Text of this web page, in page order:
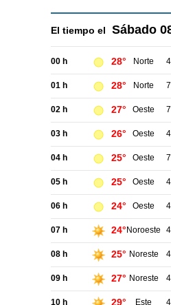
El tiempo el Sábado
00 h 28° Norte
01 h 28° Norte
02 h 27° Oeste
03 h 26° Oeste
04 h 25° Oeste
05 h 25° Oeste
06 h 24° Oeste
07 h 24° Noroeste
08 h 25° Noreste
09 h 27° Noreste
10 h 29° Este